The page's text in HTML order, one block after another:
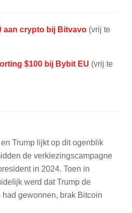
aan crypto bij Bitvavo (vrij te
$100 bij Bybit EU (vrij te
Trump lijkt op dit ogenblik
de verkiezingscampagne
in 2024. Toen in
werd dat Trump de
gewonnen, brak Bitcoin